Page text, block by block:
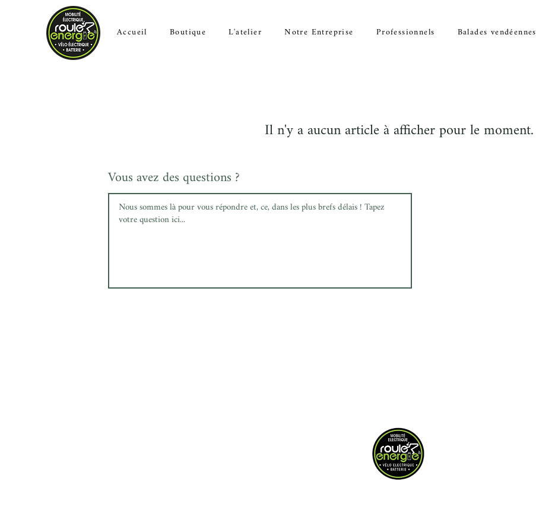
Accueil Boutique L'atelier Notre Entreprise Professionnels Balades vendéennes
Il n'y a aucun article à afficher pour le moment.
Vous avez des questions ?